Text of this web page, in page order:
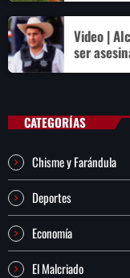
Video |
ser
CATEGORÍAS
Chisme y Farándula
Deportes
Economía
El Malcriado